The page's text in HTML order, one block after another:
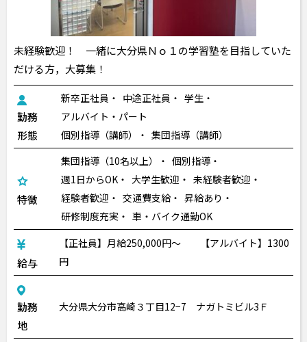
未経験歓迎！ 一緒に大分県Ｎｏ１の学習塾を目指していた
だける方，大募集！
勤務
形態
新卒正社員 中途正社員
学生
アルバイト・パート
個別指導（講師）
集団指導（講師）
特徴
集団指導（10名以上）
個別指導
週1日からOK
大学生歓迎
未経験者歓迎
経験者歓迎
交通費支給
昇給あり
研修制度充実
車・バイク通勤OK
給与
【正社員】月給250,000円〜 【アルバイト】1300
円
勤務
地
大分県大分市高崎３丁目12−7 ナガトミビル3Ｆ